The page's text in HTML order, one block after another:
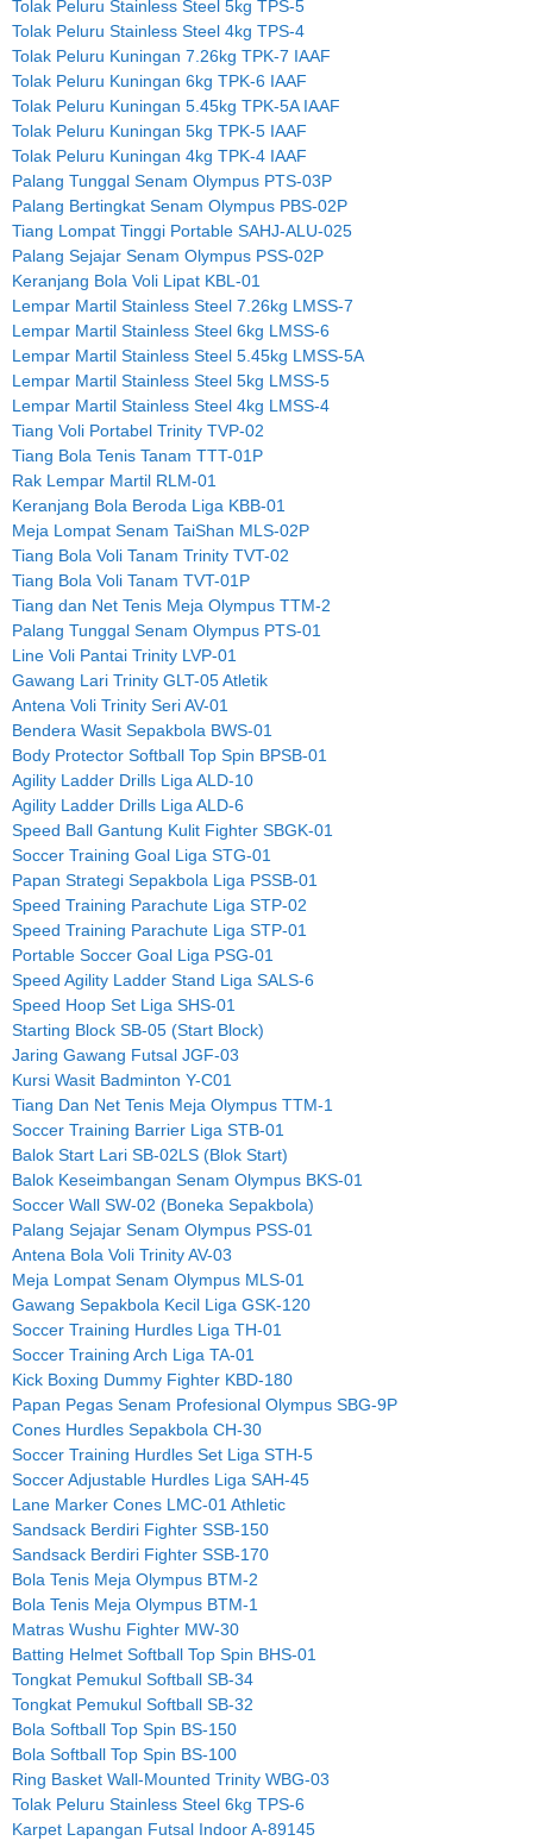
Tolak Peluru Stainless Steel 5kg TPS-5
Tolak Peluru Stainless Steel 4kg TPS-4
Tolak Peluru Kuningan 7.26kg TPK-7 IAAF
Tolak Peluru Kuningan 6kg TPK-6 IAAF
Tolak Peluru Kuningan 5.45kg TPK-5A IAAF
Tolak Peluru Kuningan 5kg TPK-5 IAAF
Tolak Peluru Kuningan 4kg TPK-4 IAAF
Palang Tunggal Senam Olympus PTS-03P
Palang Bertingkat Senam Olympus PBS-02P
Tiang Lompat Tinggi Portable SAHJ-ALU-025
Palang Sejajar Senam Olympus PSS-02P
Keranjang Bola Voli Lipat KBL-01
Lempar Martil Stainless Steel 7.26kg LMSS-7
Lempar Martil Stainless Steel 6kg LMSS-6
Lempar Martil Stainless Steel 5.45kg LMSS-5A
Lempar Martil Stainless Steel 5kg LMSS-5
Lempar Martil Stainless Steel 4kg LMSS-4
Tiang Voli Portabel Trinity TVP-02
Tiang Bola Tenis Tanam TTT-01P
Rak Lempar Martil RLM-01
Keranjang Bola Beroda Liga KBB-01
Meja Lompat Senam TaiShan MLS-02P
Tiang Bola Voli Tanam Trinity TVT-02
Tiang Bola Voli Tanam TVT-01P
Tiang dan Net Tenis Meja Olympus TTM-2
Palang Tunggal Senam Olympus PTS-01
Line Voli Pantai Trinity LVP-01
Gawang Lari Trinity GLT-05 Atletik
Antena Voli Trinity Seri AV-01
Bendera Wasit Sepakbola BWS-01
Body Protector Softball Top Spin BPSB-01
Agility Ladder Drills Liga ALD-10
Agility Ladder Drills Liga ALD-6
Speed Ball Gantung Kulit Fighter SBGK-01
Soccer Training Goal Liga STG-01
Papan Strategi Sepakbola Liga PSSB-01
Speed Training Parachute Liga STP-02
Speed Training Parachute Liga STP-01
Portable Soccer Goal Liga PSG-01
Speed Agility Ladder Stand Liga SALS-6
Speed Hoop Set Liga SHS-01
Starting Block SB-05 (Start Block)
Jaring Gawang Futsal JGF-03
Kursi Wasit Badminton Y-C01
Tiang Dan Net Tenis Meja Olympus TTM-1
Soccer Training Barrier Liga STB-01
Balok Start Lari SB-02LS (Blok Start)
Balok Keseimbangan Senam Olympus BKS-01
Soccer Wall SW-02 (Boneka Sepakbola)
Palang Sejajar Senam Olympus PSS-01
Antena Bola Voli Trinity AV-03
Meja Lompat Senam Olympus MLS-01
Gawang Sepakbola Kecil Liga GSK-120
Soccer Training Hurdles Liga TH-01
Soccer Training Arch Liga TA-01
Kick Boxing Dummy Fighter KBD-180
Papan Pegas Senam Profesional Olympus SBG-9P
Cones Hurdles Sepakbola CH-30
Soccer Training Hurdles Set Liga STH-5
Soccer Adjustable Hurdles Liga SAH-45
Lane Marker Cones LMC-01 Athletic
Sandsack Berdiri Fighter SSB-150
Sandsack Berdiri Fighter SSB-170
Bola Tenis Meja Olympus BTM-2
Bola Tenis Meja Olympus BTM-1
Matras Wushu Fighter MW-30
Batting Helmet Softball Top Spin BHS-01
Tongkat Pemukul Softball SB-34
Tongkat Pemukul Softball SB-32
Bola Softball Top Spin BS-150
Bola Softball Top Spin BS-100
Ring Basket Wall-Mounted Trinity WBG-03
Tolak Peluru Stainless Steel 6kg TPS-6
Karpet Lapangan Futsal Indoor A-89145